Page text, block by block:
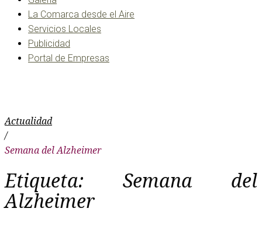
La Comarca desde el Aire
Servicios Locales
Publicidad
Portal de Empresas
Actualidad
/
Semana del Alzheimer
Etiqueta: Semana del
Alzheimer